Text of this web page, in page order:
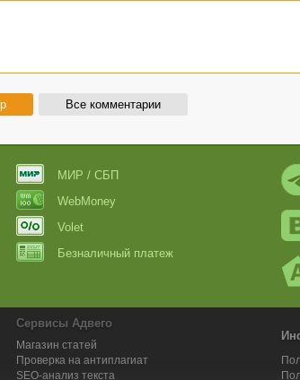
Все комментарии
МИР / СБП
WebMoney
Volet
Безналичный платеж
Сервисы Адвего
Магазин статей
Проверка на антиплагиат
SEO-анализ текста